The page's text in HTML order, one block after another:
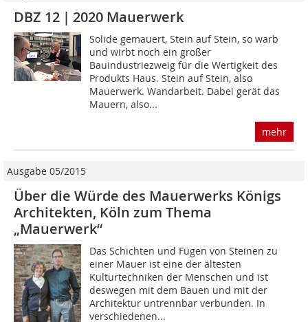
DBZ 12 | 2020 Mauerwerk
Solide gemauert, Stein auf Stein, so warb
und wirbt noch ein großer
Bauindustriezweig für die Wertigkeit des
Produkts Haus. Stein auf Stein, also
Mauerwerk. Wandarbeit. Dabei gerät das
Mauern, also...
mehr
Ausgabe 05/2015
Über die Würde des Mauerwerks Königs
Architekten, Köln zum Thema
„Mauerwerk“
Das Schichten und Fügen von Steinen zu
einer Mauer ist eine der ältesten
Kulturtechniken der Menschen und ist
deswegen mit dem Bauen und mit der
Architektur untrennbar verbunden. In
verschiedenen...